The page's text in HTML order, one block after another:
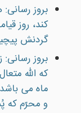
بروز
کند، روز
گردنش
بروز
که الله
ماه می
و محرّم که